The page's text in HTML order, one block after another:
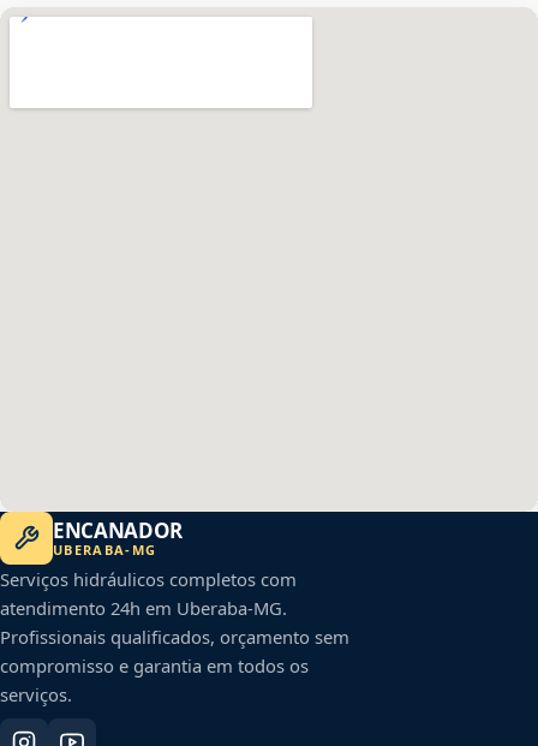
ENCANADOR
UBERABA- MG
Serviços hidráulicos completos com
atendimento 24h em Uberaba-MG.
Profissionais qualificados, orçamento sem
compromisso e garantia em todos os
serviços.